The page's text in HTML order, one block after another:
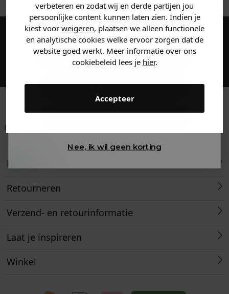
verbeteren en zodat wij en derde partijen jou
persoonlijke content kunnen laten zien. Indien je
kiest voor weigeren, plaatsen we alleen functionele
en analytische cookies welke ervoor zorgen dat de
website goed werkt. Meer informatie over ons
cookiebeleid lees je hier.
Accepteer
Maak een account aan en ontvang 5%
korting op je eerste bestelling!
Betaal achteraf met
Klantenservice
Retourneren
Verzend- en retourinformatie
Laat je inspireren
Winkel
Heren kleding
Dames kleding
Kids kleding
Nee, ik wil geen korting